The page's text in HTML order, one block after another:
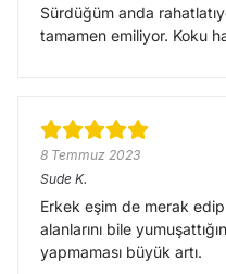
Sürdüğüm anda
tamamen emiliyor. Koku
8 Temmuz 2023
Sude K.
Erkek eşim de merak
alanlarını bile
yapmaması büyük artı.